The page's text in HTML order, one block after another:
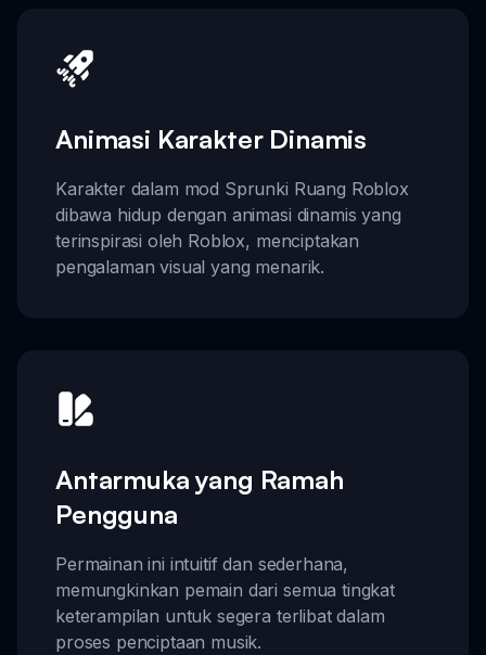
Animasi Karakter Dinamis
Karakter dalam mod Sprunki Ruang Roblox
dibawa hidup dengan animasi dinamis yang
terinspirasi oleh Roblox, menciptakan
pengalaman visual yang menarik.
Antarmuka yang Ramah
Pengguna
Permainan ini intuitif dan sederhana,
memungkinkan pemain dari semua tingkat
keterampilan untuk segera terlibat dalam
proses penciptaan musik.